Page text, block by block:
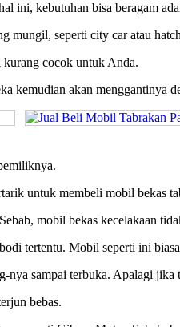
ini, kebutuhan bisa beragam
mungil, seperti city car atau
cocok untuk Anda.
akan menggantinya
untuk membeli mobil bekas
mobil bekas kecelakaan
tertentu. Mobil seperti ini
nya sampai terbuka. Apalagi
bebas.